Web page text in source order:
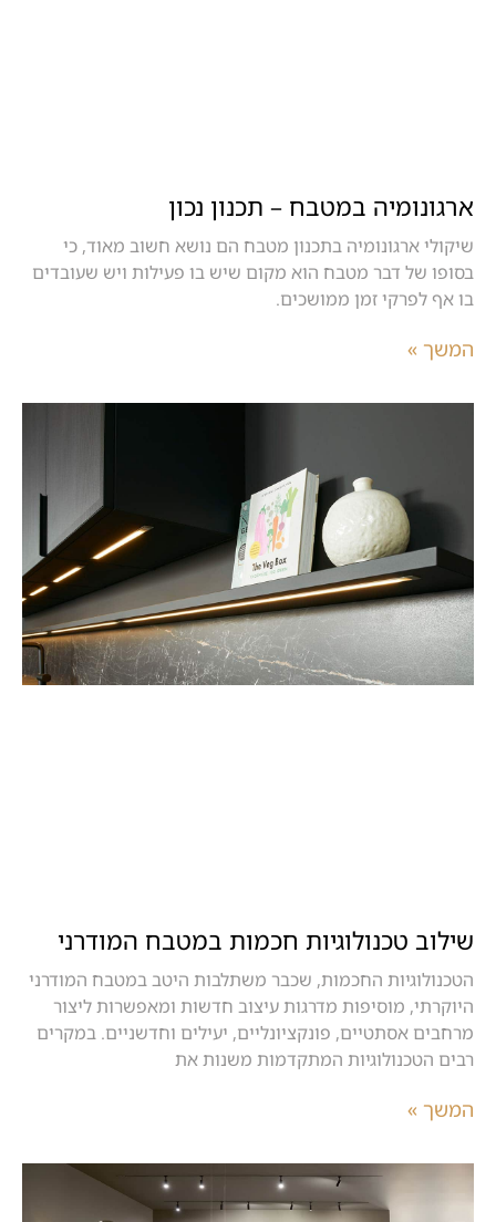
ארגונומיה במטבח – תכנון נכון
שיקולי ארגונומיה בתכנון מטבח הם נושא חשוב מאוד, כי
בסופו של דבר מטבח הוא מקום שיש בו פעילות ויש שעובדים
בו אף לפרקי זמן ממושכים.
המשך »
שילוב טכנולוגיות חכמות במטבח המודרני
הטכנולוגיות החכמות, שכבר משתלבות היטב במטבח המודרני
היוקרתי, מוסיפות מדרגות עיצוב חדשות ומאפשרות ליצור
מרחבים אסתטיים, פונקציונליים, יעילים וחדשניים. במקרים
רבים הטכנולוגיות המתקדמות משנות את
המשך »